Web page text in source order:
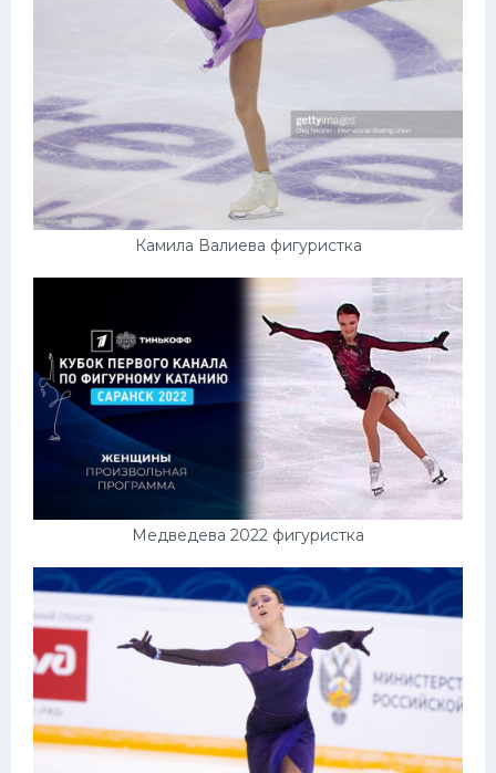
Камила Валиева фигуристка
Медведева 2022 фигуристка